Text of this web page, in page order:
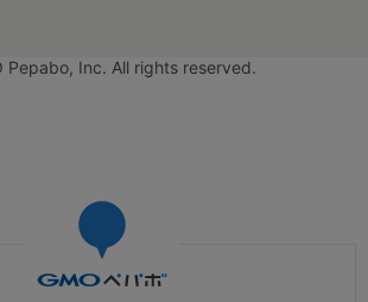
Pepabo, Inc. All rights reserved.